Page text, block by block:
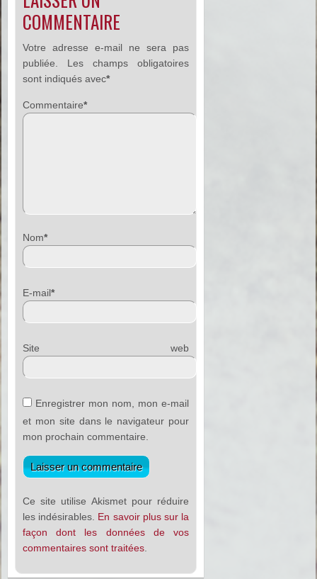
COMMENTAIRE
Votre adresse e-mail ne sera pas
publiée.
Les champs obligatoires
sont indiqués avec*
Commentaire*
Nom*
E-mail*
Site web
Enregistrer mon nom, mon e-mail
et mon site dans le navigateur pour
mon prochain commentaire.
Ce site utilise Akismet pour réduire
les indésirables. En savoir plus sur la
façon dont les données de vos
commentaires sont traitées.